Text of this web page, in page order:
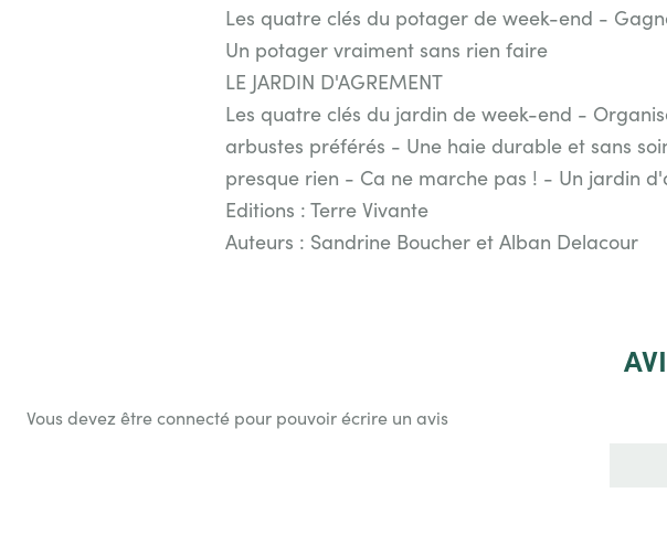
Les quatre clés du potager de week-end -
Un potager vraiment sans rien faire
LE JARDIN D'AGREMENT
Les quatre clés du jardin de week-end -
arbustes préférés - Une haie durable et sans
presque rien - Ca ne marche pas ! - Un jardin
Editions : Terre Vivante
Auteurs : Sandrine Boucher et Alban Delacour
Vous devez être connecté pour pouvoir écrire un avis